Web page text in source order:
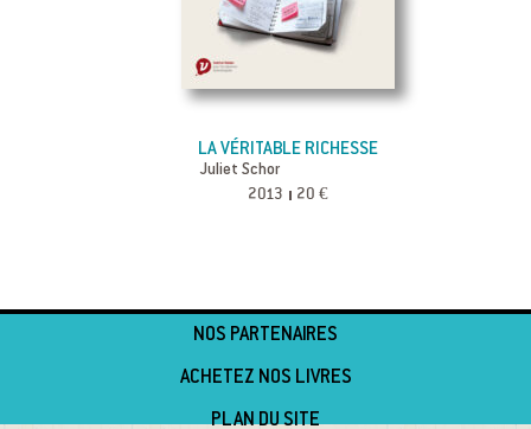
LA VÉRITABLE RICHESSE
Juliet Schor
2013 20 €
NOS PARTENAIRES
ACHETEZ NOS LIVRES
PLAN DU SITE